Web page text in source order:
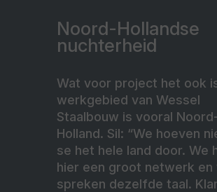
Noord-Hollandse
nuchterheid
Wat voor project het ook
werkgebied van Wessel
Staalbouw is vooral
Holland. Sil: “We hoeven
se het hele land door. We
hier een groot netwerk en
spreken dezelfde taal.